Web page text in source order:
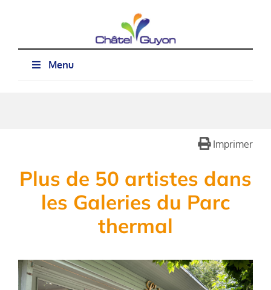
Menu
Imprimer
Plus de 50 artistes dans
les Galeries du Parc
thermal